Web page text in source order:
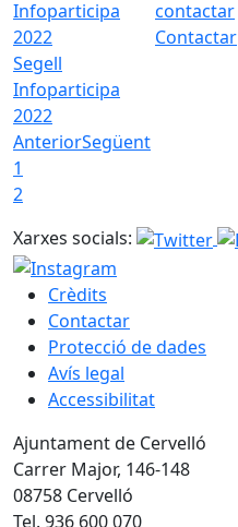
Segell
Infoparticipa
2022
Contactar
AnteriorSegüent
1
2
Xarxes socials:
Crèdits
Contactar
Protecció de dades
Avís legal
Accessibilitat
Ajuntament de Cervelló
Carrer Major, 146-148
08758 Cervelló
Tel. 936 600 070